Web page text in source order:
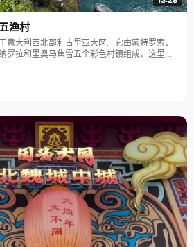
渔村
意大利西北部利古里亚大区。它由蒙特罗索、
罗拉和里奥马焦雷五个彩色村镇组成。这里依
年被列为世界文化遗产。